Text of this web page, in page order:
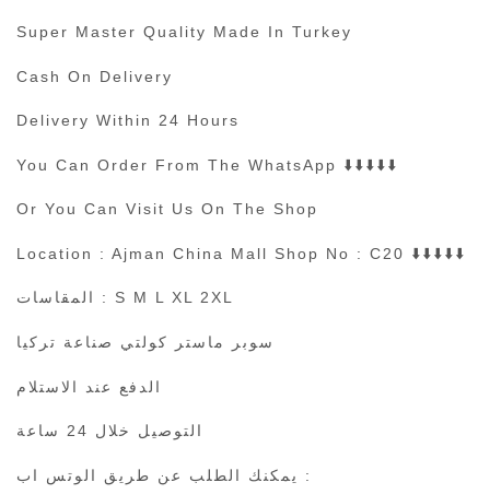
Super Master Quality Made In Turkey
Cash On Delivery
Delivery Within 24 Hours
You Can Order From The WhatsApp ⬇️⬇️⬇️⬇️⬇️
Or You Can Visit Us On The Shop
Location : Ajman China Mall Shop No : C20 ⬇️⬇️⬇️⬇️⬇️
المقاسات : S M L XL 2XL
سوبر ماستر كولتي صناعة تركيا
الدفع عند الاستلام
التوصيل خلال 24 ساعة
يمكنك الطلب عن طريق الوتس اب :